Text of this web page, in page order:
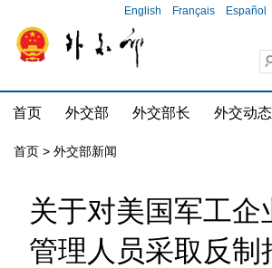
English Français Español
首页 外交部 外交部长 外交动态
首页 > 外交部新闻
关于对美国军工企
管理人员采取反制